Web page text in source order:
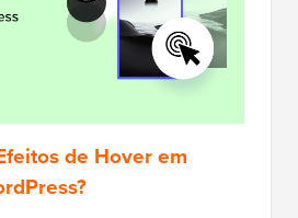
de Hover em